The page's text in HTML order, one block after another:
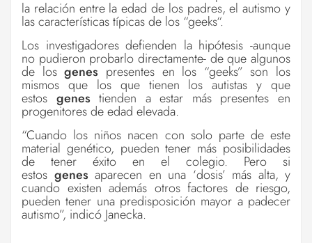
la relación entre la edad de los padres, el autismo y
las características típicas de los “geeks“.
Los investigadores defienden la hipótesis -aunque
no pudieron probarlo directamente- de que algunos
de losgenes presentes en los “geeks” son los
mismos que los que tienen los autistas y que
estos genes tienden a estar más presentes en
progenitores de edad elevada.
“Cuando los niños nacen con solo parte de este
material genético, pueden tener más posibilidades
de tener éxito en el colegio. Pero si
estos genes aparecen en una ‘dosis’ más alta, y
cuando existen además otros factores de riesgo,
pueden tener una predisposición mayor a padecer
autismo”, indicó Janecka.